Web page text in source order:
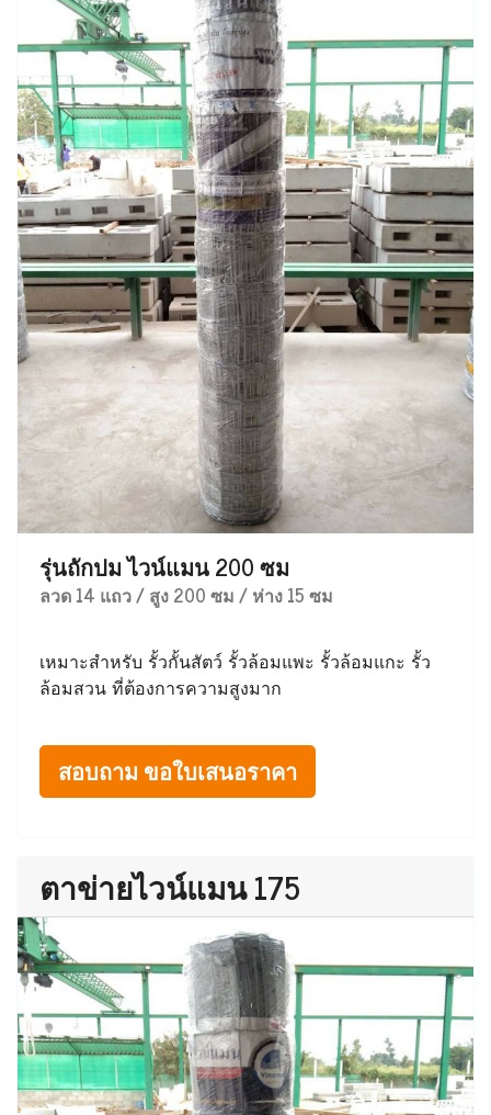
รุ่นถักปม ไวน์แมน 200 ซม
ลวด 14 แถว / สูง 200 ซม / ห่าง 15 ซม
เหมาะสำหรับ รั้วกั้นสัตว์ รั้วล้อมแพะ รั้วล้อมแกะ รั้ว
ล้อมสวน ที่ต้องการความสูงมาก
สอบถาม ขอใบเสนอราคา
ตาข่ายไวน์แมน 175